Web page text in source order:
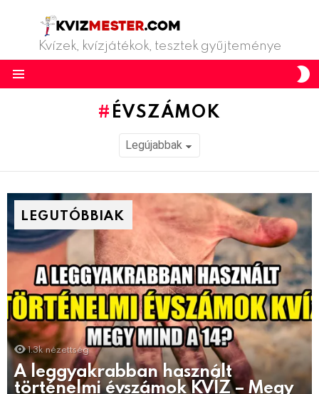
Kvízek, kvízjátékok, tesztek gyűjteménye
ÉVSZÁMOK
LEGUTÓBBIAK
1.3k nézettség
A leggyakrabban használt
történelmi évszámok KVÍZ – Megy